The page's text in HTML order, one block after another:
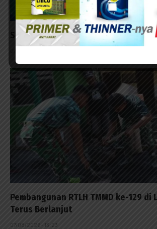
Surabaya Penutup Milo Activ
Pembangunan RTLH TMMD ke-129 di
Terus Berlanjut
07/08/2026 - 13:23